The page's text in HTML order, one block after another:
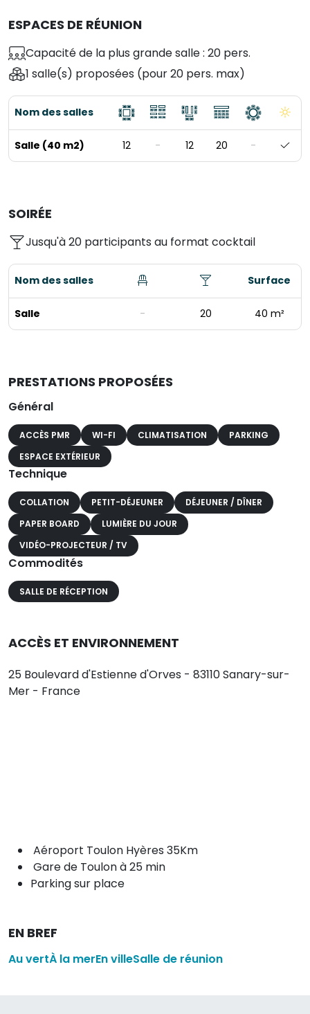
ESPACES DE RÉUNION
Capacité de la plus grande salle : 20 pers.
1 salle(s) proposées (pour 20 pers. max)
Nom des salles
Salle (40 m2) 12 - 12 20 -
SOIRÉE
Jusqu'à 20 participants au format cocktail
Nom des salles Surface
Salle - 20 40 m²
PRESTATIONS PROPOSÉES
Général
ACCÈS PMR WI-FI CLIMATISATION
PARKING
ESPACE EXTÉRIEUR
Technique
COLLATION PETIT-DÉJEUNER
DÉJEUNER / DÎNER
PAPER BOARD
LUMIÈRE DU JOUR
VIDÉO-PROJECTEUR / TV
Commodités
SALLE DE RÉCEPTION
ACCÈS ET ENVIRONNEMENT
25 Boulevard d'Estienne d'Orves - 83110 Sanary-sur-
Mer - France
Aéroport Toulon Hyères 35Km
Gare de Toulon à 25 min
Parking sur place
EN BREF
Au vertÀ la merEn villeSalle de réunion